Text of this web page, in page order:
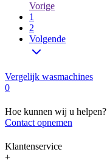
Vorige
1
2
Volgende
Vergelijk wasmachines
0
Hoe kunnen wij u helpen?
Contact opnemen
Klantenservice
+